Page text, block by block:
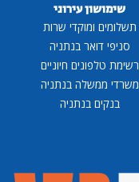
שימושון עירוני
תשלומים ומוקדי שרות
סניפי דואר בנתניה
רשימת טלפונים חיוניים
משרדי ממשלה בנתניה
בנקים בנתניה